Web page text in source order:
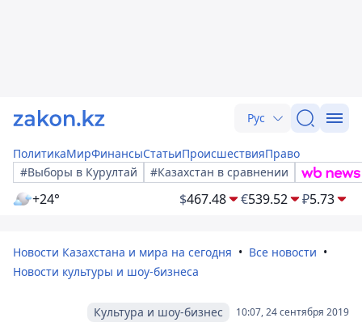
Рус
ПолитикаМирФинансыСтатьиПроисшествияПраво
#Выборы в Курултай
#Казахстан в сравнении
+24° $467.48 €539.52 ₽5.73
Новости Казахстана и мира на сегодня
Все новости
Новости культуры и шоу-бизнеса
10:07, 24 сентября 2019
Культура и шоу-бизнес